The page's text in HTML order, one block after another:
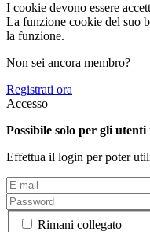
I cookie devono essere
La funzione cookie del suo
la funzione.
Non sei ancora membro?
Registrati ora
Accesso
Possibile solo per gli
Effettua il login per poter
Rimani collegato